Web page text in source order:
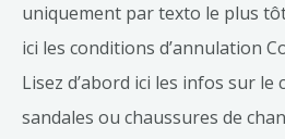
uniquement par texto le plus
ici les conditions d’annulation
Lisez d’abord ici les infos sur
sandales ou chaussures de